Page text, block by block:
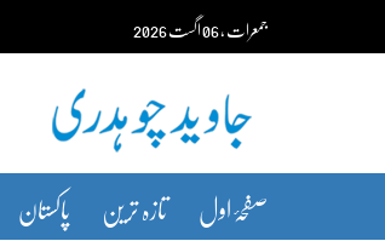
content جمعرات‬‮،06اگست‬‮2026
صفحۂ اول تازہ ترین پاکستان